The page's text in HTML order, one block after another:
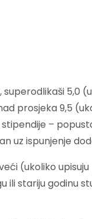
5,0
prosjeka 9,5
–
uz ispunjenje
(ukoliko
ili stariju godinu